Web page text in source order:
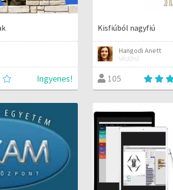
Ingyenes!
Kisfiúból nagyfiú
Hangodi Anett
Védőnő
105